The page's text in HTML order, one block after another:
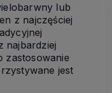
lub
z najczęściej
najbardziej
zastosowanie
jest